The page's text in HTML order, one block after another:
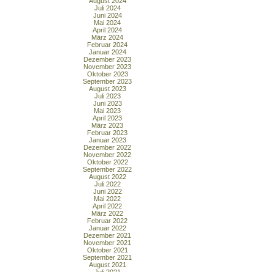
Juli 2024
Juni 2024
Mai 2024
April 2024
März 2024
Februar 2024
Januar 2024
Dezember 2023
November 2023
Oktober 2023
September 2023
August 2023
Juli 2023
Juni 2023
Mai 2023
April 2023
März 2023
Februar 2023
Januar 2023
Dezember 2022
November 2022
Oktober 2022
September 2022
August 2022
Juli 2022
Juni 2022
Mai 2022
April 2022
März 2022
Februar 2022
Januar 2022
Dezember 2021
November 2021
Oktober 2021
September 2021
August 2021